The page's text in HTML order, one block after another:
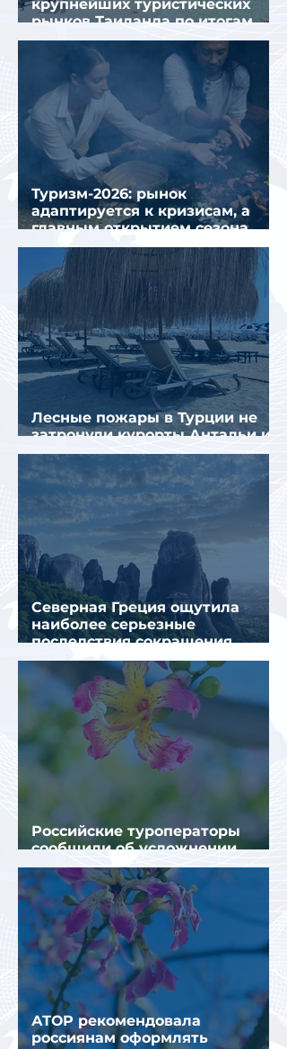
крупнейших туристических
рынков Таиланда по итогам
семи месяцев 2026 года
Туризм-2026: рынок
адаптируется к кризисам, а
главным открытием сезона
стал Вьетнам
Лесные пожары в Турции не
затронули курорты Антальи и
Муглы
Северная Греция ощутила
наиболее серьезные
последствия сокращения
турпотока из России
Российские туроператоры
сообщили об усложнении
получения виз в Грецию
АТОР рекомендовала
россиянам оформлять